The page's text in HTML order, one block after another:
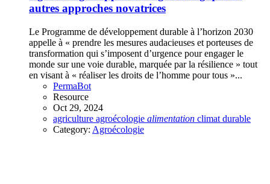
autres approches novatrices
Le Programme de développement durable à l’horizon 2030
appelle à « prendre les mesures audacieuses et porteuses de
transformation qui s’imposent d’urgence pour engager le
monde sur une voie durable, marquée par la résilience » tout
en visant à « réaliser les droits de l’homme pour tous »...
PermaBot
Resource
Oct 29, 2024
agriculture agroécologie alimentation climat durable
Category: Agroécologie